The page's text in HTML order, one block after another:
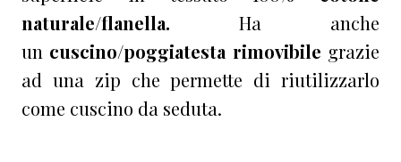
naturale/flanella. Ha anche
un cuscino/poggiatesta rimovibile grazie
ad una zip che permette di riutilizzarlo
come cuscino da seduta.